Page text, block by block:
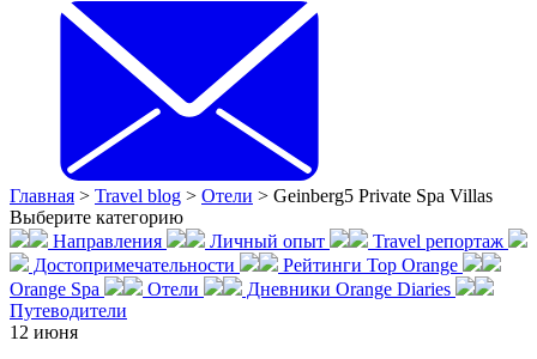
Главная > Travel blog > Отели > Geinberg5 Private Spa Villas
Выберите категорию
Направления
Личный опыт
Travel репортаж
Достопримечательности
Рейтинги Top Orange
Orange Spa
Отели
Дневники Orange Diaries
Путеводители
12 июня